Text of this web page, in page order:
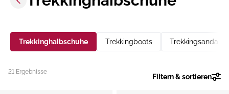
Trekkinghalbschuhe Trekkingboots Trekkingsandalen
Filtern & sortieren
21 Ergebnisse